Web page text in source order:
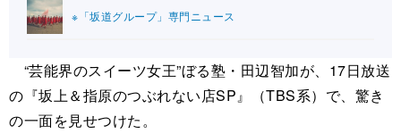
※「坂道グループ」専門ニュース
“芸能界のスイーツ女王”ぼる塾・田辺智加が、17日放送
の『坂上＆指原のつぶれない店SP』（TBS系）で、驚き
の一面を見せつけた。